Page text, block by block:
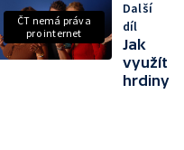
ČT nemá práva
pro internet
Další
díl
Jak
využít
hrdiny